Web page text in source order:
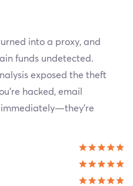
into a proxy, and
funds undetected.
exposed the theft
hacked, email